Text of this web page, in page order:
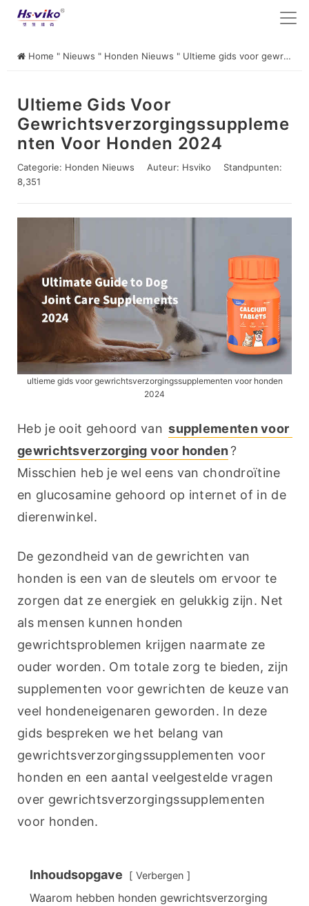
Home " Nieuws " Honden Nieuws " Ultieme gids voor gewrichtsverzorgingssupplementen voor honden 2024
Ultieme Gids Voor
Gewrichtsverzorgingssuppleme
Nten Voor Honden 2024
Categorie: Honden Nieuws Auteur: Hsviko
Standpunten:
8,351
ultieme gids voor gewrichtsverzorgingssupplementen voor honden
2024
Heb je ooit gehoord van supplementen voor
gewrichtsverzorging voor honden ?
Misschien heb je wel eens van chondroïtine
en glucosamine gehoord op internet of in de
dierenwinkel.
De gezondheid van de gewrichten van
honden is een van de sleutels om ervoor te
zorgen dat ze energiek en gelukkig zijn. Net
als mensen kunnen honden
gewrichtsproblemen krijgen naarmate ze
ouder worden. Om totale zorg te bieden, zijn
supplementen voor gewrichten de keuze van
veel hondeneigenaren geworden. In deze
gids bespreken we het belang van
gewrichtsverzorgingssupplementen voor
honden en een aantal veelgestelde vragen
over gewrichtsverzorgingssupplementen
voor honden.
Inhoudsopgave Verbergen
Waarom hebben honden gewrichtsverzorging